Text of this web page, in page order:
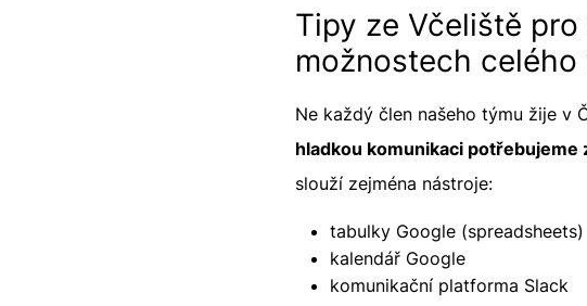
Tipy ze Včeliště
možnostech celého
Ne každý člen našeho týmu žije v
hladkou komunikaci
slouží zejména nástroje:
tabulky Google (spreadsheets)
kalendář Google
komunikační platforma Slack